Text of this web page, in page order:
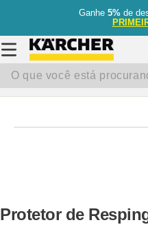
Ganhe 5%de
O que você está procurando?
Protetor de